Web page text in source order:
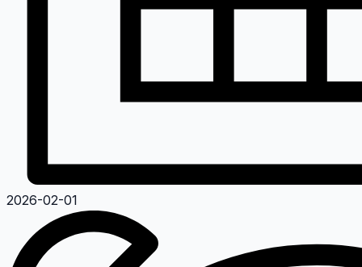
2026-02-01